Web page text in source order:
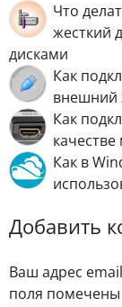
Что
жесткий
дисками
Как
внешний
Как
Как в
Добавить
Ваш адрес
поля помечены